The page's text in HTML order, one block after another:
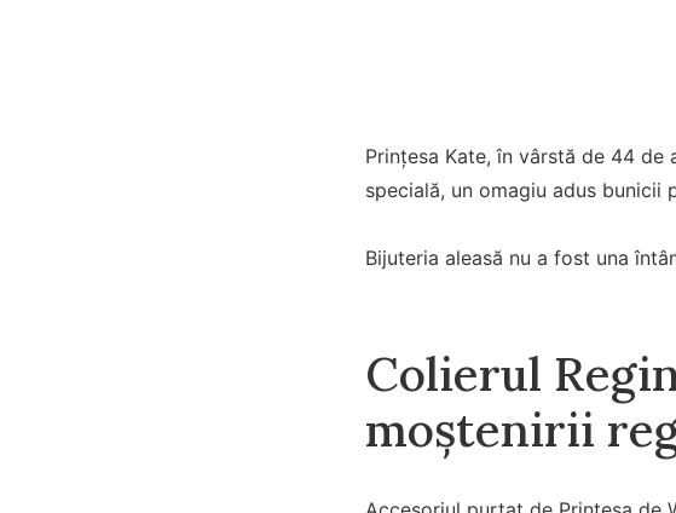
Prințesa Kate, în vârstă de 44
specială, un omagiu adus bunicii
Bijuteria aleasă nu a fost una
Colierul
moștenirii